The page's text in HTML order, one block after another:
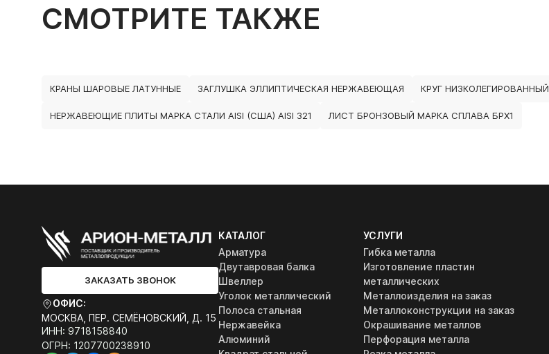
СМОТРИТЕ ТАКЖЕ
КРАНЫ ШАРОВЫЕ ЛАТУННЫЕ ЗАГЛУШКА ЭЛЛИПТИЧЕСКАЯ НЕРЖАВЕЮЩАЯ КРУГ НИЗКОЛЕГИРОВАННЫЙ
НЕРЖАВЕЮЩИЕ ПЛИТЫ МАРКА СТАЛИ AISI (США) AISI 321 ЛИСТ БРОНЗОВЫЙ МАРКА СПЛАВА БРХ1
ЗАКАЗАТЬ ЗВОНОК
ОФИС:
МОСКВА, ПЕР. СЕМЁНОВСКИЙ, Д. 15
ИНН: 9718158840
ОГРН: 1207700238910
КАТАЛОГ
Арматура
Двутавровая балка
Швеллер
Уголок металлический
Полоса стальная
Нержавейка
Алюминий
УСЛУГИ
Гибка металла
Изготовление пластин
металлических
Металлоизделия на заказ
Металлоконструкции на заказ
Окрашивание металлов
Перфорация металла